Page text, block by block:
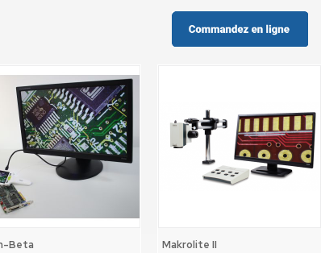
Beta Makrolite II